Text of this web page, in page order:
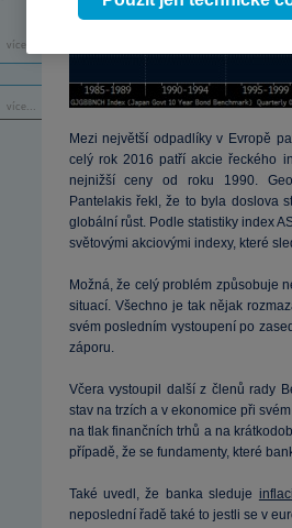
více...
více...
Mezi největší odpadlíky v Evropě
celý rok 2016 patří akcie řeckého
nejnižší ceny od roku 1990.
Pantelakis řekl, že to byla doslova
globální růst. Podle statistiky index
světovými akciovými indexy, které
Možná, že celý problém způsobuje
situací. Všechno je tak nějak
svém posledním vystoupení po
záporu.
Včera vystoupil další z členů rady
stav na trzích a v ekonomice při
na tlak finančních trhů a na
případě, že se fundamenty, které
Také uvedl, že banka sleduje inflaci
neposlední řadě také to jestli se v